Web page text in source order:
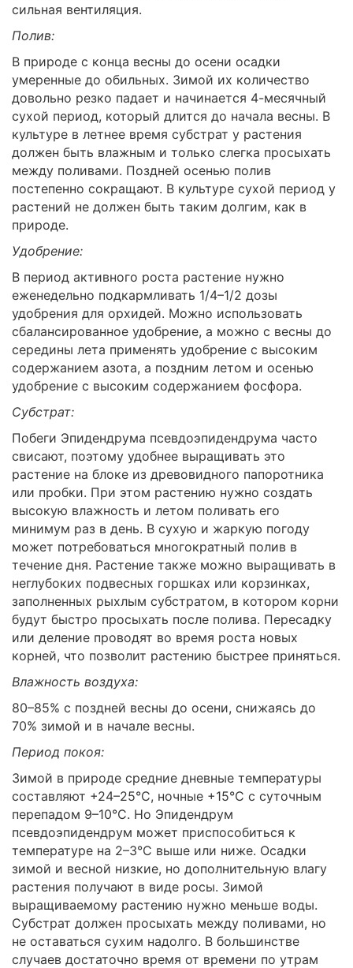
сильная вентиляция.
Полив:
В природе с конца весны до осени осадки
умеренные до обильных. Зимой их количество
довольно резко падает и начинается 4-месячный
сухой период, который длится до начала весны. В
культуре в летнее время субстрат у растения
должен быть влажным и только слегка просыхать
между поливами. Поздней осенью полив
постепенно сокращают. В культуре сухой период у
растений не должен быть таким долгим, как в
природе.
Удобрение:
В период активного роста растение нужно
еженедельно подкармливать 1/4–1/2 дозы
удобрения для орхидей. Можно использовать
сбалансированное удобрение, а можно с весны до
середины лета применять удобрение с высоким
содержанием азота, а поздним летом и осенью
удобрение с высоким содержанием фосфора.
Субстрат:
Побеги Эпидендрума псевдоэпидендрума часто
свисают, поэтому удобнее выращивать это
растение на блоке из древовидного папоротника
или пробки. При этом растению нужно создать
высокую влажность и летом поливать его
минимум раз в день. В сухую и жаркую погоду
может потребоваться многократный полив в
течение дня. Растение также можно выращивать в
неглубоких подвесных горшках или корзинках,
заполненных рыхлым субстратом, в котором корни
будут быстро просыхать после полива. Пересадку
или деление проводят во время роста новых
корней, что позволит растению быстрее приняться.
Влажность воздуха:
80–85% с поздней весны до осени, снижаясь до
70% зимой и в начале весны.
Период покоя:
Зимой в природе средние дневные температуры
составляют +24–25°C, ночные +15°C с суточным
перепадом 9–10°C. Но Эпидендрум
псевдоэпидендрум может приспособиться к
температуре на 2–3°C выше или ниже. Осадки
зимой и весной низкие, но дополнительную влагу
растения получают в виде росы. Зимой
выращиваемому растению нужно меньше воды.
Субстрат должен просыхать между поливами, но
не оставаться сухим надолго. В большинстве
случаев достаточно время от времени по утрам